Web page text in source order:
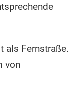
als Fernstraße.
von